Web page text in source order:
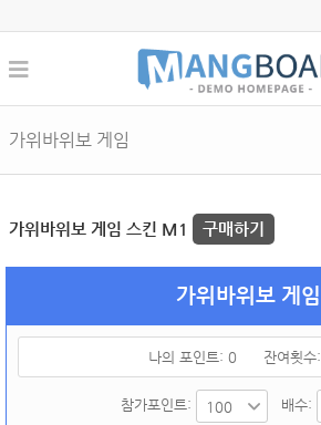
가위바위보 게임
가위바위보 게임 스킨 M1 구매하기
가위바위보 게임
나의 포인트: 0 잔여횟수:
참가포인트: 배수: